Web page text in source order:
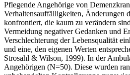
Pflegende Angehörige von
Verhaltensauffälligkeiten, Änderungen
konfrontiert, die kaum zu verändern
Vermeidung negativer Gedanken und
Verschlechterung der Lebensqualität
und eine, den eigenen Werten
Strosahl & Wilson, 1999). In der
Angehörigen (N=50). Diese wurden